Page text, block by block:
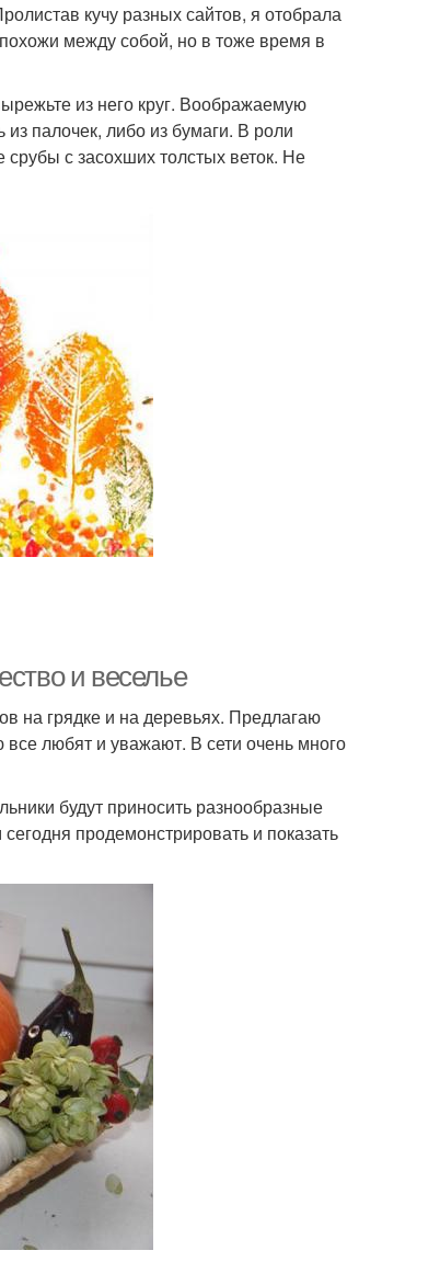
кучу разных сайтов, я отобрала
между собой, но в тоже время в
из него круг. Воображаемую
палочек, либо из бумаги. В роли
с засохших толстых веток. Не
и веселье
на грядке и на деревьях. Предлагаю
любят и уважают. В сети очень много
будут приносить разнообразные
продемонстрировать и показать